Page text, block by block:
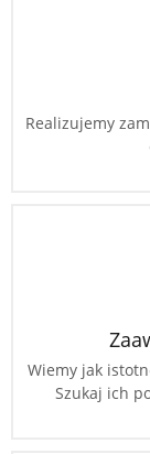
Realizujemy
Wiemy jak
Szukaj ich